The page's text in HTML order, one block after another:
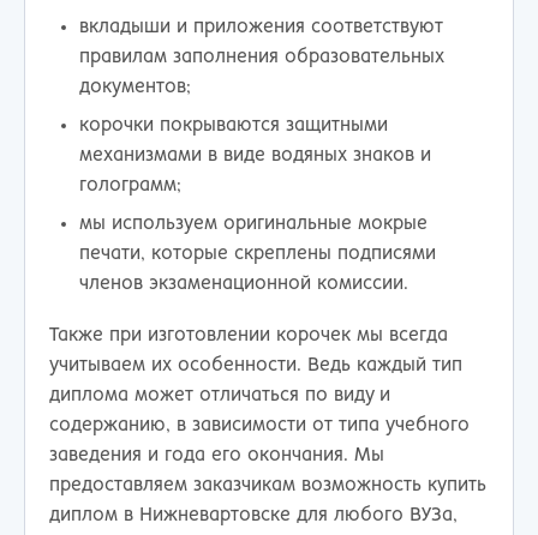
вкладыши и приложения соответствуют
правилам заполнения образовательных
документов;
корочки покрываются защитными
механизмами в виде водяных знаков и
голограмм;
мы используем оригинальные мокрые
печати, которые скреплены подписями
членов экзаменационной комиссии.
Также при изготовлении корочек мы всегда
учитываем их особенности. Ведь каждый тип
диплома может отличаться по виду и
содержанию, в зависимости от типа учебного
заведения и года его окончания. Мы
предоставляем заказчикам возможность купить
диплом в Нижневартовске для любого ВУЗа,